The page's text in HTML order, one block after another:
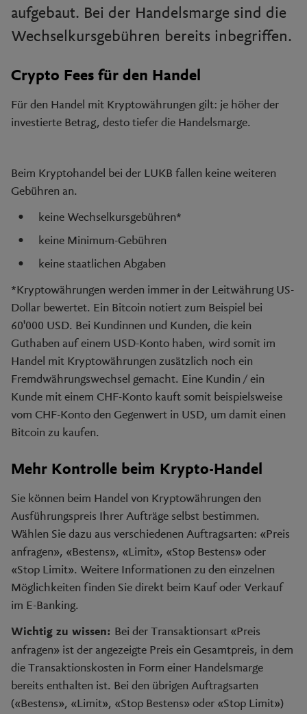
aufgebaut. Bei der Handelsmarge sind die
Wechselkursgebühren bereits inbegriffen.
Crypto Fees für den Handel
Für den Handel mit Kryptowährungen gilt: je höher der
investierte Betrag, desto tiefer die Handelsmarge.
Beim Kryptohandel bei der LUKB fallen keine weiteren
Gebühren an.
keine Wechselkursgebühren*
keine Minimum-Gebühren
keine staatlichen Abgaben
*Kryptowährungen werden immer in der Leitwährung US-
Dollar bewertet. Ein Bitcoin notiert zum Beispiel bei
60'000 USD. Bei Kundinnen und Kunden, die kein
Guthaben auf einem USD-Konto haben, wird somit im
Handel mit Kryptowährungen zusätzlich noch ein
Fremdwährungswechsel gemacht. Eine Kundin / ein
Kunde mit einem CHF-Konto kauft somit beispielsweise
vom CHF-Konto den Gegenwert in USD, um damit einen
Bitcoin zu kaufen.
Mehr Kontrolle beim Krypto-Handel
Sie können beim Handel von Kryptowährungen den
Ausführungspreis Ihrer Aufträge selbst bestimmen.
Wählen Sie dazu aus verschiedenen Auftragsarten: «Preis
anfragen», «Bestens», «Limit», «Stop Bestens» oder
«Stop Limit». Weitere Informationen zu den einzelnen
Möglichkeiten finden Sie direkt beim Kauf oder Verkauf
im E-Banking.
Wichtig zu wissen: Bei der Transaktionsart «Preis
anfragen» ist der angezeigte Preis ein Gesamtpreis, in dem
die Transaktionskosten in Form einer Handelsmarge
bereits enthalten ist. Bei den übrigen Auftragsarten
(«Bestens», «Limit», «Stop Bestens» oder «Stop Limit»)